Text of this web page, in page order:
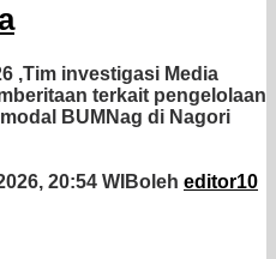
,Tim investigasi Media
terkait pengelolaan
BUMNag di Nagori
20:54 WIBoleh editor10